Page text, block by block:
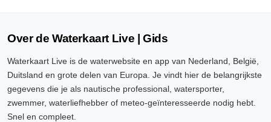
Over de Waterkaart Live | Gids
Waterkaart Live is de waterwebsite en app van Nederland, België,
Duitsland en grote delen van Europa. Je vindt hier de belangrijkste
gegevens die je als nautische professional, watersporter,
zwemmer, waterliefhebber of meteo-geïnteresseerde nodig hebt.
Snel en compleet.